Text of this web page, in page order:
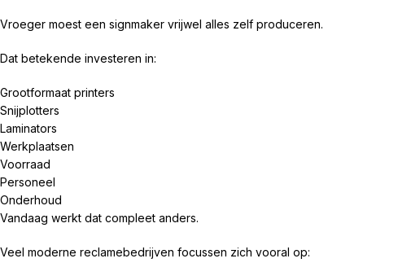
Vroeger moest een signmaker vrijwel alles zelf produceren.
Dat betekende investeren in:
Grootformaat printers
Snijplotters
Laminators
Werkplaatsen
Voorraad
Personeel
Onderhoud
Vandaag werkt dat compleet anders.
Veel moderne reclamebedrijven focussen zich vooral op: